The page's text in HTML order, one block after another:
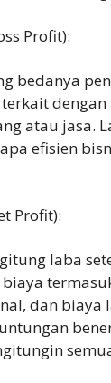
Profit):
bedanya
atau jasa.
efisien
Profit):
laba
dan biaya